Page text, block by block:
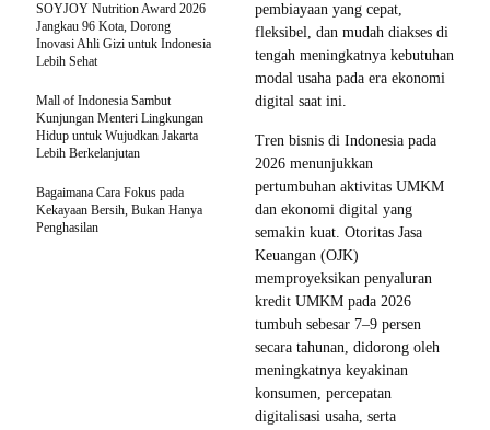
pembiayaan yang cepat,
fleksibel, dan mudah diakses di
tengah meningkatnya kebutuhan
modal usaha pada era ekonomi
digital saat ini.
Tren bisnis di Indonesia pada
2026 menunjukkan
pertumbuhan aktivitas UMKM
dan ekonomi digital yang
semakin kuat. Otoritas Jasa
Keuangan (OJK)
memproyeksikan penyaluran
kredit UMKM pada 2026
tumbuh sebesar 7–9 persen
secara tahunan, didorong oleh
meningkatnya keyakinan
konsumen, percepatan
digitalisasi usaha, serta
SOYJOY Nutrition Award 2026
Jangkau 96 Kota, Dorong
Inovasi Ahli Gizi untuk Indonesia
Lebih Sehat
Mall of Indonesia Sambut
Kunjungan Menteri Lingkungan
Hidup untuk Wujudkan Jakarta
Lebih Berkelanjutan
Bagaimana Cara Fokus pada
Kekayaan Bersih, Bukan Hanya
Penghasilan